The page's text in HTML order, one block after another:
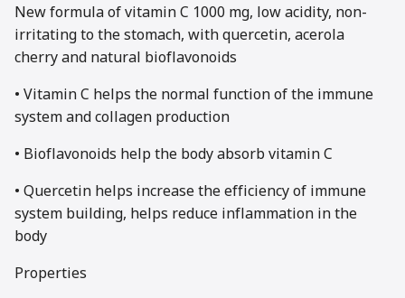
New formula of vitamin C 1000 mg, low acidity, non-
irritating to the stomach, with quercetin, acerola
cherry and natural bioflavonoids
• Vitamin C helps the normal function of the immune
system and collagen production
• Bioflavonoids help the body absorb vitamin C
• Quercetin helps increase the efficiency of immune
system building, helps reduce inflammation in the
body
Properties